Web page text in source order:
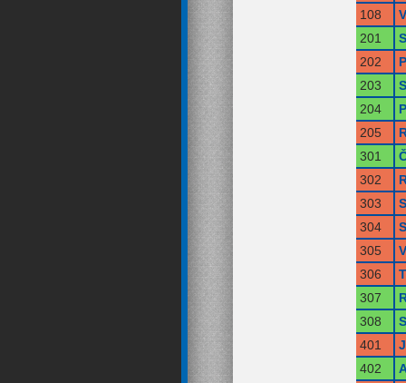
108
201
202
203
204
205
301
302
303
304
305
306
307
308
401
402